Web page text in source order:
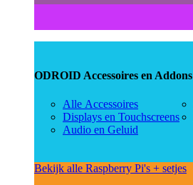
ODROID Accessoires en Addons
Alle Accessoires
Displays en Touchscreens
Audio en Geluid
Bekijk alle Raspberry Pi's + setjes